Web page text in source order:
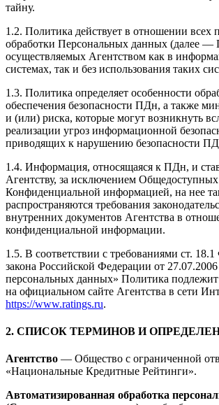
тайну.
1.2. Политика действует в отношении всех
обработки Персональных данных (далее
осуществляемых Агентством как в
системах, так и без использования таких
1.3. Политика определяет особенности
обеспечения безопасности ПДн, а также
и (или) риска, которые могут возникнуть
реализации угроз информационной
приводящих к нарушению безопасности
1.4. Информация, относящаяся к ПДн, и
Агентству, за исключением
Конфиденциальной информацией, на нее
распространяются требования
внутренних документов Агентства в
конфиденциальной информации.
1.5. В соответствии с требованиями ст.
закона Российской Федерации от
персональных данных» Политика
на официальном сайте Агентства в сети
https://www.ratings.ru.
2. СПИСОК ТЕРМИНОВ И
Агентство — Общество с ограниченной
«Национальные Кредитные Рейтинги».
Автоматизированная обработка